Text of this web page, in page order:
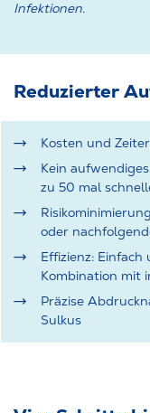
Infektionen.
Reduzierter
Kosten und
Kein
zu 50 mal
oder
Effizienz:
Kombination mit
Präzise
Sulkus